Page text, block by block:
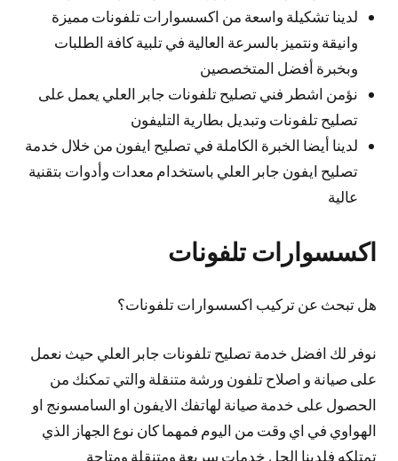
لدينا تشكيلة واسعة من اكسسوارات تلفونات مميزة
وانيقة ونتميز بالسرعة العالية في تلبية كافة الطلبات
وبخبرة أفضل المتخصصين
نؤمن اشطر فني تصليح تلفونات جابر العلي يعمل على
تصليح تلفونات وتبديل بطارية التليفون
لدينا أيضا الخبرة الكاملة في تصليح ايفون من خلال خدمة
تصليح ايفون جابر العلي باستخدام معدات وأدوات بتقنية
عالية
اكسسوارات تلفونات
هل تبحث عن تركيب اكسسوارات تلفونات؟
نوفر لك افضل خدمة تصليح تلفونات جابر العلي حيث نعمل
على صيانة و اصلاح تلفون ورشة متنقلة والتي تمكنك من
الحصول على خدمة صيانة لهاتفك الايفون او السامسونج او
الهواوي في اي وقت من اليوم فمهما كان نوع الجهاز الذي
تمتلكه فلدينا الحل خدمات سريعة ومتنقلة ومتاحة